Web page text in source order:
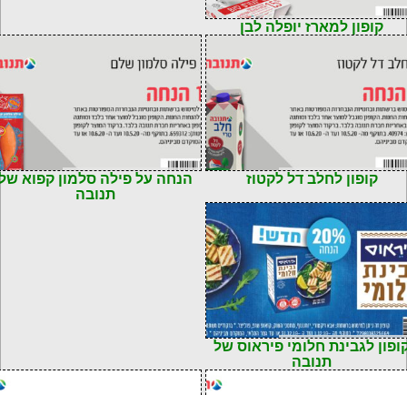
קופון למארז יופלה לבן
קופון לחלב דל לקטוז קוד: 7290110326708
הנחה על פילה סלמון קפוא
תנובה
לגבינת חלומי פיראוס של
תנובה